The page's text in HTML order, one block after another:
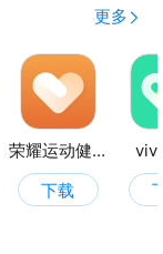
更多
荣耀运动健康
下载